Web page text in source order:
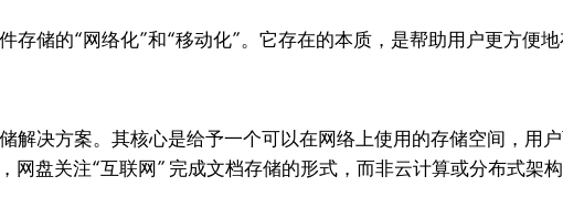
存储的“网络化”和“移动化”。它存在的本质，是帮助用户更方便地
解决方案。其核心是给予一个可以在网络上使用的存储空间，用
网盘关注“互联网” 完成文档存储的形式，而非云计算或分布式架构